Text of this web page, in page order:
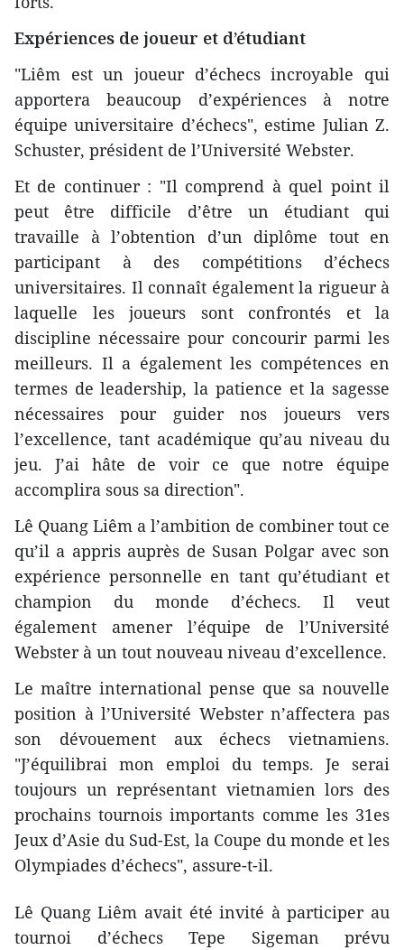
Expériences de joueur et d’étudiant
"Liêm est un joueur d’échecs incroyable qui
apportera beaucoup d’expériences à notre
équipe universitaire d’échecs", estime Julian Z.
Schuster, président de l’Université Webster.
Et de continuer : "Il comprend à quel point il
peut être difficile d’être un étudiant qui
travaille à l’obtention d’un diplôme tout en
participant à des compétitions d’échecs
universitaires. Il connaît également la rigueur à
laquelle les joueurs sont confrontés et la
discipline nécessaire pour concourir parmi les
meilleurs. Il a également les compétences en
termes de leadership, la patience et la sagesse
nécessaires pour guider nos joueurs vers
l’excellence, tant académique qu’au niveau du
jeu. J’ai hâte de voir ce que notre équipe
accomplira sous sa direction".
Lê Quang Liêm a l’ambition de combiner tout ce
qu’il a appris auprès de Susan Polgar avec son
expérience personnelle en tant qu’étudiant et
champion du monde d’échecs. Il veut
également amener l’équipe de l’Université
Webster à un tout nouveau niveau d’excellence.
Le maître international pense que sa nouvelle
position à l’Université Webster n’affectera pas
son dévouement aux échecs vietnamiens.
"J’équilibrai mon emploi du temps. Je serai
toujours un représentant vietnamien lors des
prochains tournois importants comme les 31es
Jeux d’Asie du Sud-Est, la Coupe du monde et les
Olympiades d’échecs", assure-t-il.
Lê Quang Liêm avait été invité à participer au
tournoi d’échecs Tepe Sigeman prévu